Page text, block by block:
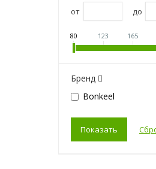
от до
80 123 165
Бренд
Bonkeel